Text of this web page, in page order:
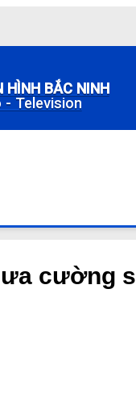
HÌNH BẮC NINH
- Television
cường